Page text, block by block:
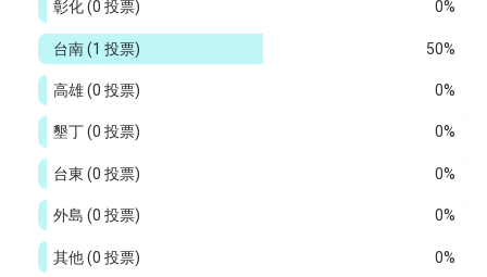
0%
彰化(0 投票)
50%
台南(1 投票)
0%
高雄(0 投票)
0%
墾丁(0 投票)
0%
台東 (0 投票)
0%
外島 (0 投票)
0%
其他(0 投票)